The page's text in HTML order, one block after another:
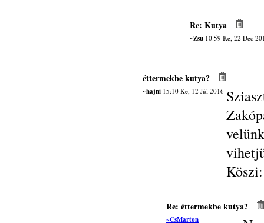
Re: Kutya
~Zsu 10:59 Ke, 22 Dec
éttermekbe kutya?
~hajni 15:10 Ke, 12 Júl 2016
Re: éttermekbe kutya?
~CsMarton